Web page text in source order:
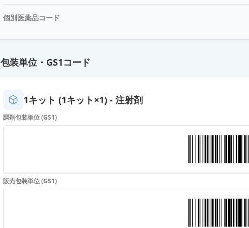
個別医薬品コード
包装単位・GS1コード
1キット (1キット×1) - 注射剤
調剤包装単位 (GS1)
販売包装単位 (GS1)